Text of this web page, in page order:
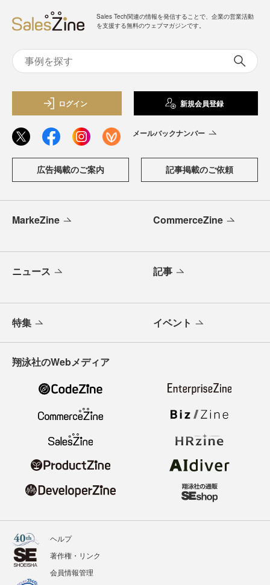
Sales Tech関連の情報を発信することで、企業の営業活動
を支援する無料のウェブマガジンです。
ログイン 新規会員登録
メールバックナンバー
広告掲載のご案内 記事掲載のご依頼
MarkeZine CommerceZine
ニュース 記事
特集 イベント
翔泳社のWebメディア
ヘルプ
著作権・リンク
会員情報管理